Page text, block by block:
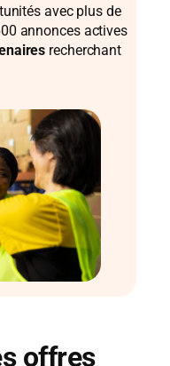
avec plus de
annonces actives
recherchant